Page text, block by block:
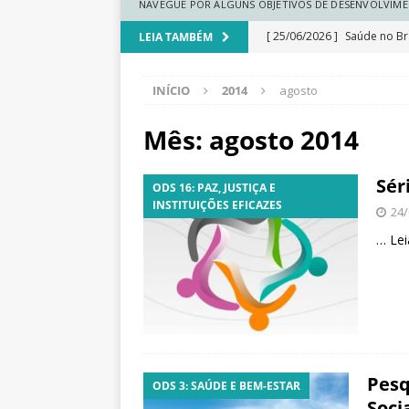
NAVEGUE POR ALGUNS OBJETIVOS DE
LEIA TAMBÉM [ 25/06/2026 ] Saúde no
[ 25/06/2026 ]
climática
DESTAQUE
[ 25/06/2026 ]
Renda
regionais
DESTAQUE
[ 25/06/2026 ]
dados
INÍCIO 2014 agosto
Mês: agosto 2014
ODS 16: PAZ, JUSTIÇA E
INSTITUIÇÕES EFICAZES
…
ODS 3: SAÚDE E BEM-ESTAR